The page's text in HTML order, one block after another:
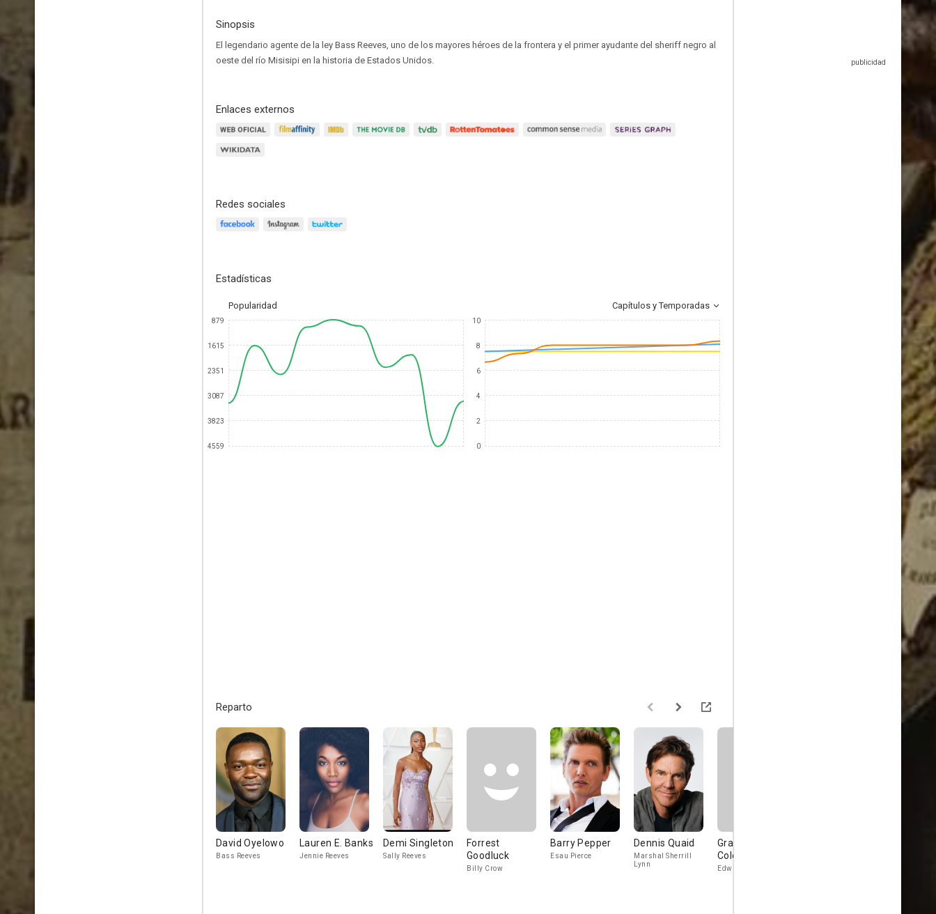
Sinopsis
El legendario agente de la ley Bass Reeves, uno de los mayores héroes de la frontera y el primer ayudante del sheriff negro al
oeste del río Misisipi en la historia de Estados Unidos.
Enlaces externos
Redes sociales
Estadísticas
Popularidad Capítulos y Temporadas
879
1615
2351
3087
3823
4559
10
8
6
4
2
0
Reparto
David Oyelowo
Bass Reeves
Lauren E. Banks
Jennie Reeves
Demi Singleton
Sally Reeves
Forrest
Goodluck
Billy Crow
Barry Pepper
Esau Pierce
Dennis Quaid
Marshal Sherrill
Lynn
Grantham
Coleman
Edwin Jones